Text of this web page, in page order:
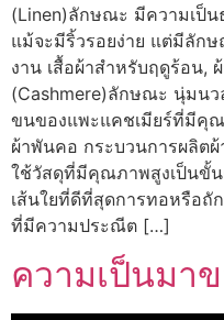
(Linen)ลักษณะ มีความเป็น
แม้จะมีริ้วรอยง่าย แต่มีลัก
งาน เสื้อผ้าสำหรับฤดูร้อน,
(Cashmere)ลักษณะ นุ่มนว
ขนของแพะแคชเมียร์ที่มีคุณ
ผ้าพันคอ กระบวนการผลิตผ้
ใช้วัสดุที่มีคุณภาพสูงเป็นขั้
เส้นใยที่ดีที่สุดการทอหรือถั
ที่มีความประณีต […]
ความเป็นมา